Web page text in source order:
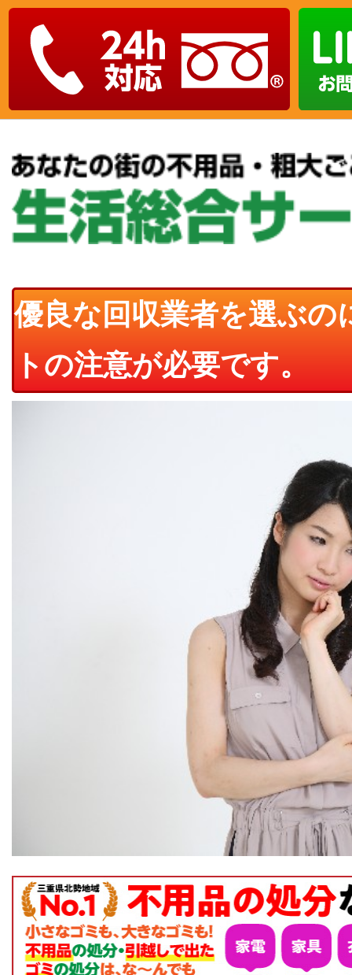
優良な回収業者を選ぶの
トの注意が必要です。